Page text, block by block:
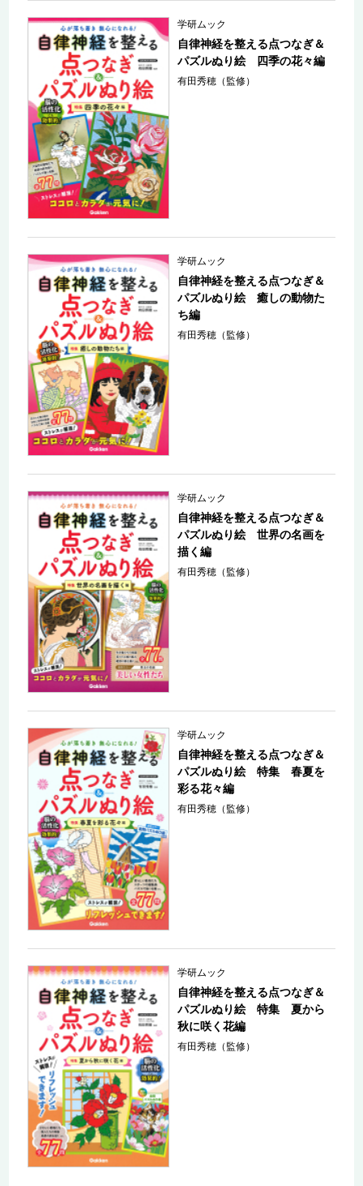
学研ムック
自律神経を整える点つなぎ＆
パズルぬり絵 四季の花々編
有田秀穂（監修）
学研ムック
自律神経を整える点つなぎ＆
パズルぬり絵 癒しの動物た
ち編
有田秀穂（監修）
学研ムック
自律神経を整える点つなぎ＆
パズルぬり絵 世界の名画を
描く編
有田秀穂（監修）
学研ムック
自律神経を整える点つなぎ＆
パズルぬり絵 特集 春夏を
彩る花々編
有田秀穂（監修）
学研ムック
自律神経を整える点つなぎ＆
パズルぬり絵 特集 夏から
秋に咲く花編
有田秀穂（監修）